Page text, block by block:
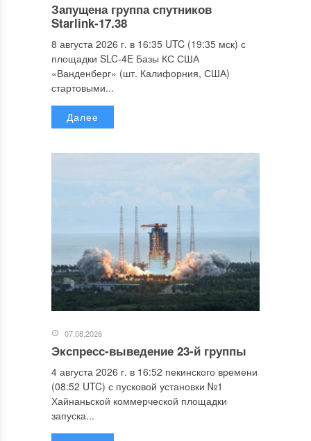
Запущена группа спутников
Starlink-17.38
8 августа 2026 г. в 16:35 UTC (19:35 мск) с
площадки SLC-4E Базы КС США
«Ванденберг» (шт. Калифорния, США)
стартовыми...
Далее
07.08.2026
Экспресс-выведение 23-й группы
4 августа 2026 г. в 16:52 пекинского времени
(08:52 UTC) с пусковой установки №1
Хайнаньской коммерческой площадки
запуска...